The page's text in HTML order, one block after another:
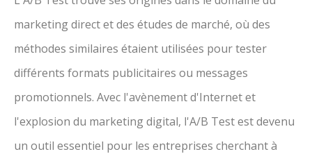
marketing direct et des études de marché, où des
méthodes similaires étaient utilisées pour tester
différents formats publicitaires ou messages
promotionnels. Avec l'avènement d'Internet et
l'explosion du marketing digital, l'A/B Test est devenu
un outil essentiel pour les entreprises cherchant à